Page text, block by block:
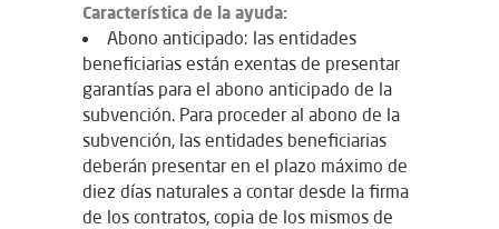
Característica de la ayuda:
Abono anticipado: las entidades
beneficiarias están exentas de presentar
garantías para el abono anticipado de la
subvención. Para proceder al abono de la
subvención, las entidades beneficiarias
deberán presentar en el plazo máximo de
diez días naturales a contar desde la firma
de los contratos, copia de los mismos de